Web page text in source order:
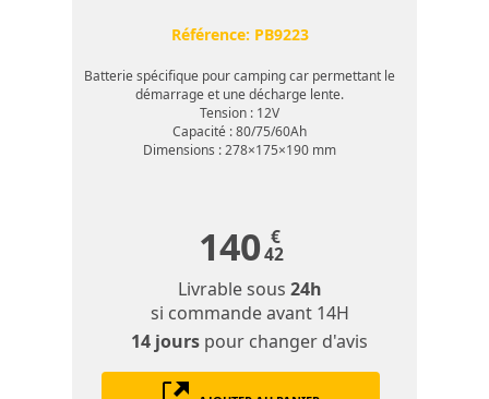
Référence: PB9223
Batterie spécifique pour camping car permettant le
démarrage et une décharge lente.
Tension : 12V
Capacité : 80/75/60Ah
Dimensions : 278×175×190 mm
140 €
42
Livrable sous 24h
si commande avant 14H
14 jours pour changer d'avis